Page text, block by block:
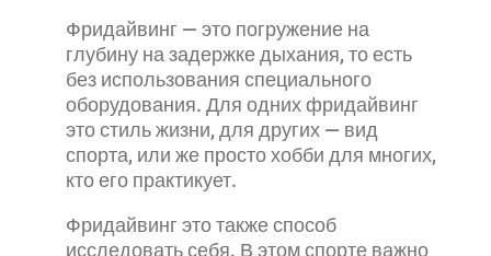
Фридайвинг — это погружение на
глубину на задержке дыхания, то есть
без использования специального
оборудования. Для одних фридайвинг
это стиль жизни, для других — вид
спорта, или же просто хобби для многих,
кто его практикует.
Фридайвинг это также способ
исследовать себя. В этом спорте важно